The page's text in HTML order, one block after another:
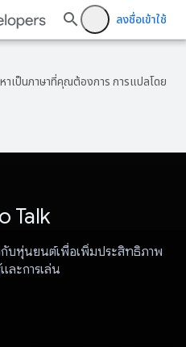
ลงชื่อเข้าใช้
าเป็นภาษาที่คุณต้องการ การแปลโดย
Talk
บหุ่นยนต์เพื่อเพิ่มประสิทธิภาพ
ละการเล่น